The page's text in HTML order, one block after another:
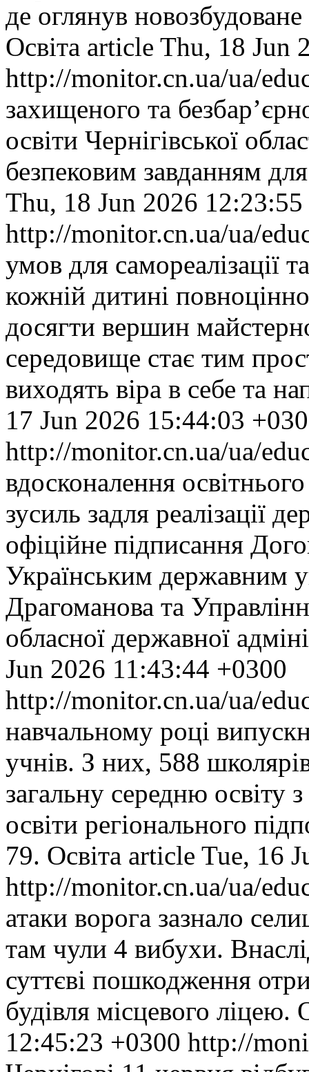
де оглянув
Освіта article Thu, 18 Jun
http://monitor.cn.ua/ua/
захищеного та
освіти Чернігівської
безпековим завданням
Thu, 18 Jun 2026
http://monitor.cn.ua/ua/
умов для самореалізації
кожній дитині
досягти вершин
середовище стає тим
виходять віра в себе та
17 Jun 2026 15:44:03
http://monitor.cn.ua/ua/
вдосконалення
зусиль задля реалізації
офіційне підписання
Українським державним
Драгоманова та
обласної державної
Jun 2026 11:43:44 +0300
http://monitor.cn.ua/ua/
навчальному році
учнів. З них, 588
загальну середню освіту
освіти регіонального
79. Освіта article Tue, 16
http://monitor.cn.ua/ua/
атаки ворога зазнало
там чули 4 вибухи.
суттєві пошкодження
будівля місцевого ліцею.
12:45:23 +0300 http://